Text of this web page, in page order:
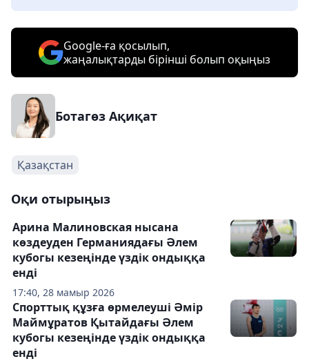
Google-ға қосылып,
жаңалықтарды бірінші болып оқыңыз
Ботагөз Ақиқат
Қазақстан
Оқи отырыңыз
17:40, 28 мамыр 2026
Арина Малиновская нысана
көздеуден Германиядағы Әлем
кубогы кезеңінде үздік ондыққа
енді
Спорттық құзға өрмелеуші Әмір
Маймұратов Қытайдағы Әлем
кубогы кезеңінде үздік ондыққа
енді